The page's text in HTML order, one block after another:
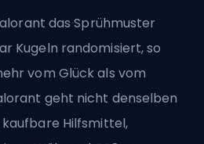
das Sprühmuster
Kugeln randomisiert, so
vom Glück als vom
geht nicht denselben
kaufbare Hilfsmittel,